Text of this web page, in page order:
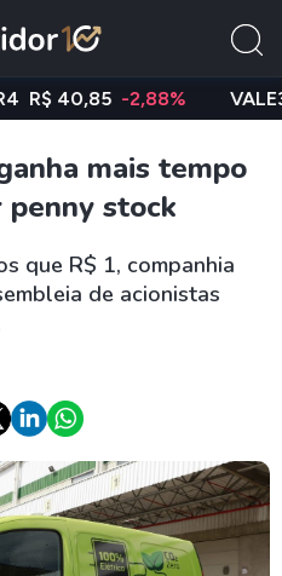
40,85 -2,88% VALE3 R$
mais tempo
stock
que R$ 1, companhia
de acionistas